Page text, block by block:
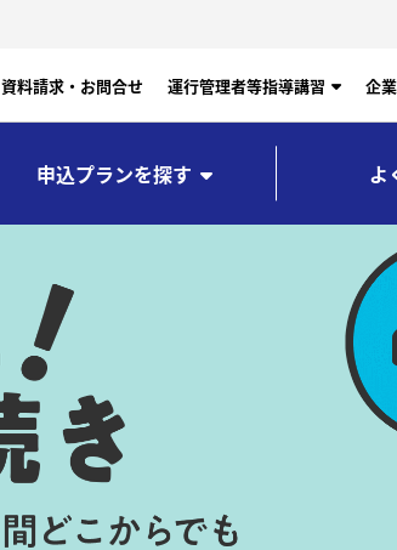
資料請求・お問合せ 運行管理者等指導講習 企
申込プランを探す よ